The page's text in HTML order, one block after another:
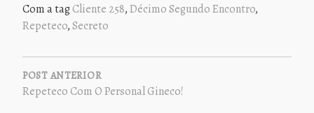
Com a tagCliente 258,Décimo Segundo Encontro,
Repeteco,Secreto
NAVEGAÇÃO
DE
POST
POST ANTERIOR
Repeteco Com O Personal Gineco!